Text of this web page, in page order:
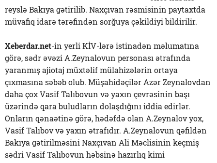
reyslə Bakıya gətirilib. Naxçıvan rəsmisinin paytaxtda
müvafiq idarə tərəfindən sorğuya çəkildiyi bildirilir.
Xeberdar.net-in yerli KİV-lərə istinadən məlumatına
görə, sədr əvəzi A.Zeynalovun personası ətrafında
yaranmış ajiotaj müxtəlif mülahizələrin ortaya
çıxmasına səbəb olub. Müşahidəçilər Azər Zeynalovdan
daha çox Vasif Talıbovun və yaxın çevrəsinin başı
üzərində qara buludların dolaşdığını iddia edirlər.
Onların qənaətinə görə, hədəfdə olan A.Zeynalov yox,
Vasif Talıbov və yaxın ətrafıdır. A.Zeynalovun qəfildən
Bakıya gətirilməsini Naxçıvan Ali Məclisinin keçmiş
sədri Vasif Talıbovun həbsinə hazırlıq kimi